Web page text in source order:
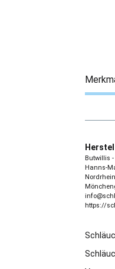
Butwillis
Hanns-
https://